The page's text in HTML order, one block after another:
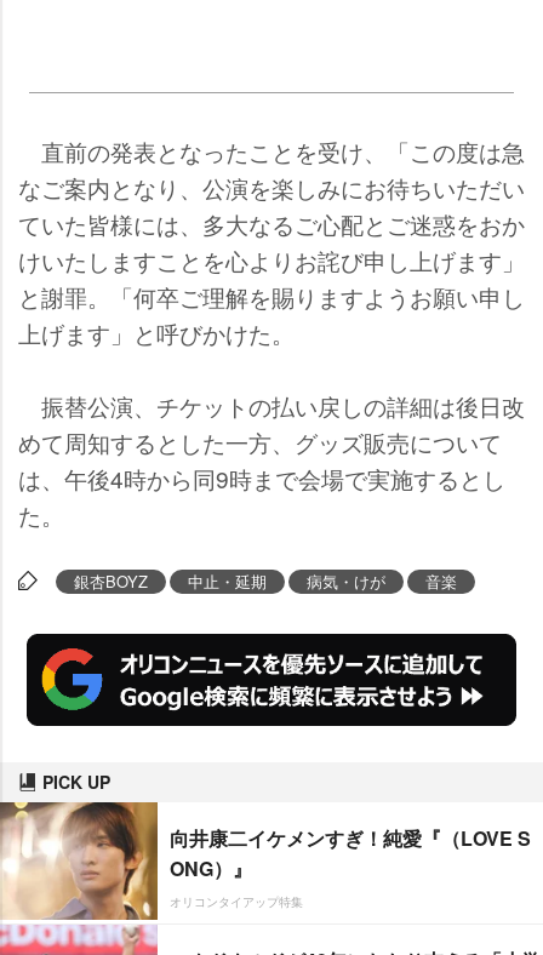
直前の発表となったことを受け、「この度は急
なご案内となり、公演を楽しみにお待ちいただい
ていた皆様には、多大なるご心配とご迷惑をおか
けいたしますことを心よりお詫び申し上げます」
と謝罪。「何卒ご理解を賜りますようお願い申し
上げます」と呼びかけた。
振替公演、チケットの払い戻しの詳細は後日改
めて周知するとした一方、グッズ販売について
は、午後4時から同9時まで会場で実施するとし
た。
銀杏BOYZ 中止・延期 病気・けが 音楽
PICK UP
向井康二イケメンすぎ！純愛『（LOVE S
ONG）』
オリコンタイアップ特集